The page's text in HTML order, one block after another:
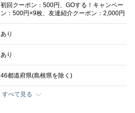
初回クーポン：500円、GOする！キャンペー
ン：500円×9枚、友達紹介クーポン：2,000円
あり
あり
46都道府県(島根県を除く)
すべて見る